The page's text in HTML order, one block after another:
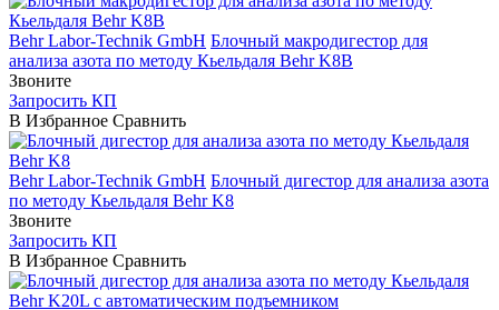
Behr Labor-Technik GmbH Блочный макродигестор для
анализа азота по методу Кьельдаля Behr K8B
Звоните
Запросить КП
В Избранное Сравнить
Behr Labor-Technik GmbH Блочный дигестор для анализа азота
по методу Кьельдаля Behr K8
Звоните
Запросить КП
В Избранное Сравнить